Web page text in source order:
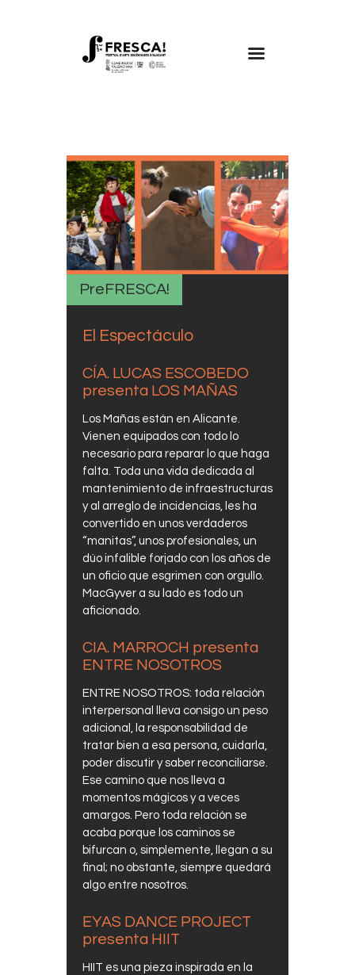
Contacto
CAST
PreFRESCA!
El Espectáculo
CÍA. LUCAS ESCOBEDO
presenta LOS MAÑAS
Los Mañas están en Alicante.
Vienen equipados con todo lo
necesario para reparar lo que haga
falta. Toda una vida dedicada al
mantenimiento de infraestructuras
y al arreglo de incidencias, les ha
convertido en unos verdaderos
“manitas”, unos profesionales, un
dúo infalible forjado con los años de
un oficio que esgrimen con orgullo.
MacGyver a su lado es todo un
aficionado.
CIA. MARROCH presenta
ENTRE NOSOTROS
ENTRE NOSOTROS: toda relación
interpersonal lleva consigo un peso
adicional, la responsabilidad de
tratar bien a esa persona, cuidarla,
poder discutir y saber reconciliarse.
Ese camino que nos lleva a
momentos mágicos y a veces
amargos. Pero toda relación se
acaba porque los caminos se
bifurcan o, simplemente, llegan a su
final; no obstante, siempre quedará
algo entre nosotros.
EYAS DANCE PROJECT
presenta HIIT
HIIT es una pieza inspirada en la